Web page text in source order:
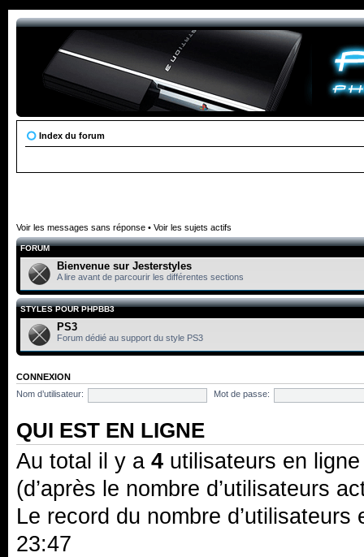
Index du forum
Voir les messages sans réponse • Voir les sujets actifs
FORUM
Bienvenue sur Jesterstyles
A lire avant de parcourir les différentes sections
STYLES POUR PHPBB3
PS3
Forum dédié au support du style PS3
CONNEXION
Nom d’utilisateur:
Mot de passe:
QUI EST EN LIGNE
Au total il y a 4 utilisateurs en
(d’après le nombre d’utilisateurs
Le record du nombre
23:47